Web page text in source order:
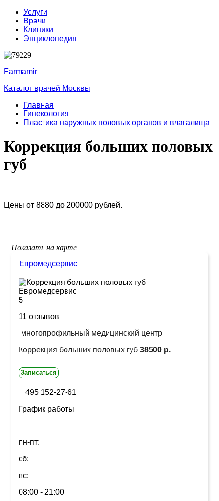
Услуги
Врачи
Клиники
Энциклопедия
Farmamir
Каталог врачей Москвы
Главная
Гинекология
Пластика наружных половых органов и влагалища
Коррекция больших половых
губ
Цены от 8880 до 200000 рублей.
Показать на карте
Евромедсервис
5
11 отзывов
многопрофильный медицинский центр
Коррекция больших половых губ 38500 р.
Записаться
495 152-27-61
График работы
пн-пт:
сб:
вс:
08:00 - 21:00